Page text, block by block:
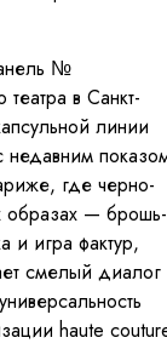
№
в Санкт-
линии
недавним
где черно-
образах — брошь-
и игра фактур,
смелый диалог
haute